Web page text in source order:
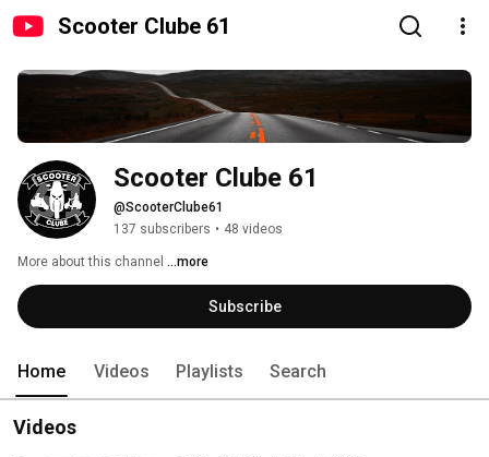
Scooter Clube 61
Scooter Clube 61
@ScooterClube61
137 subscribers • 48 videos
More about this channel ...more
Subscribe
Home Videos Playlists Search
Videos